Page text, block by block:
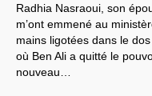
Radhia Nasraoui, son
m’ont emmené au
mains ligotées dans le
où Ben Ali a quitté le
nouveau…